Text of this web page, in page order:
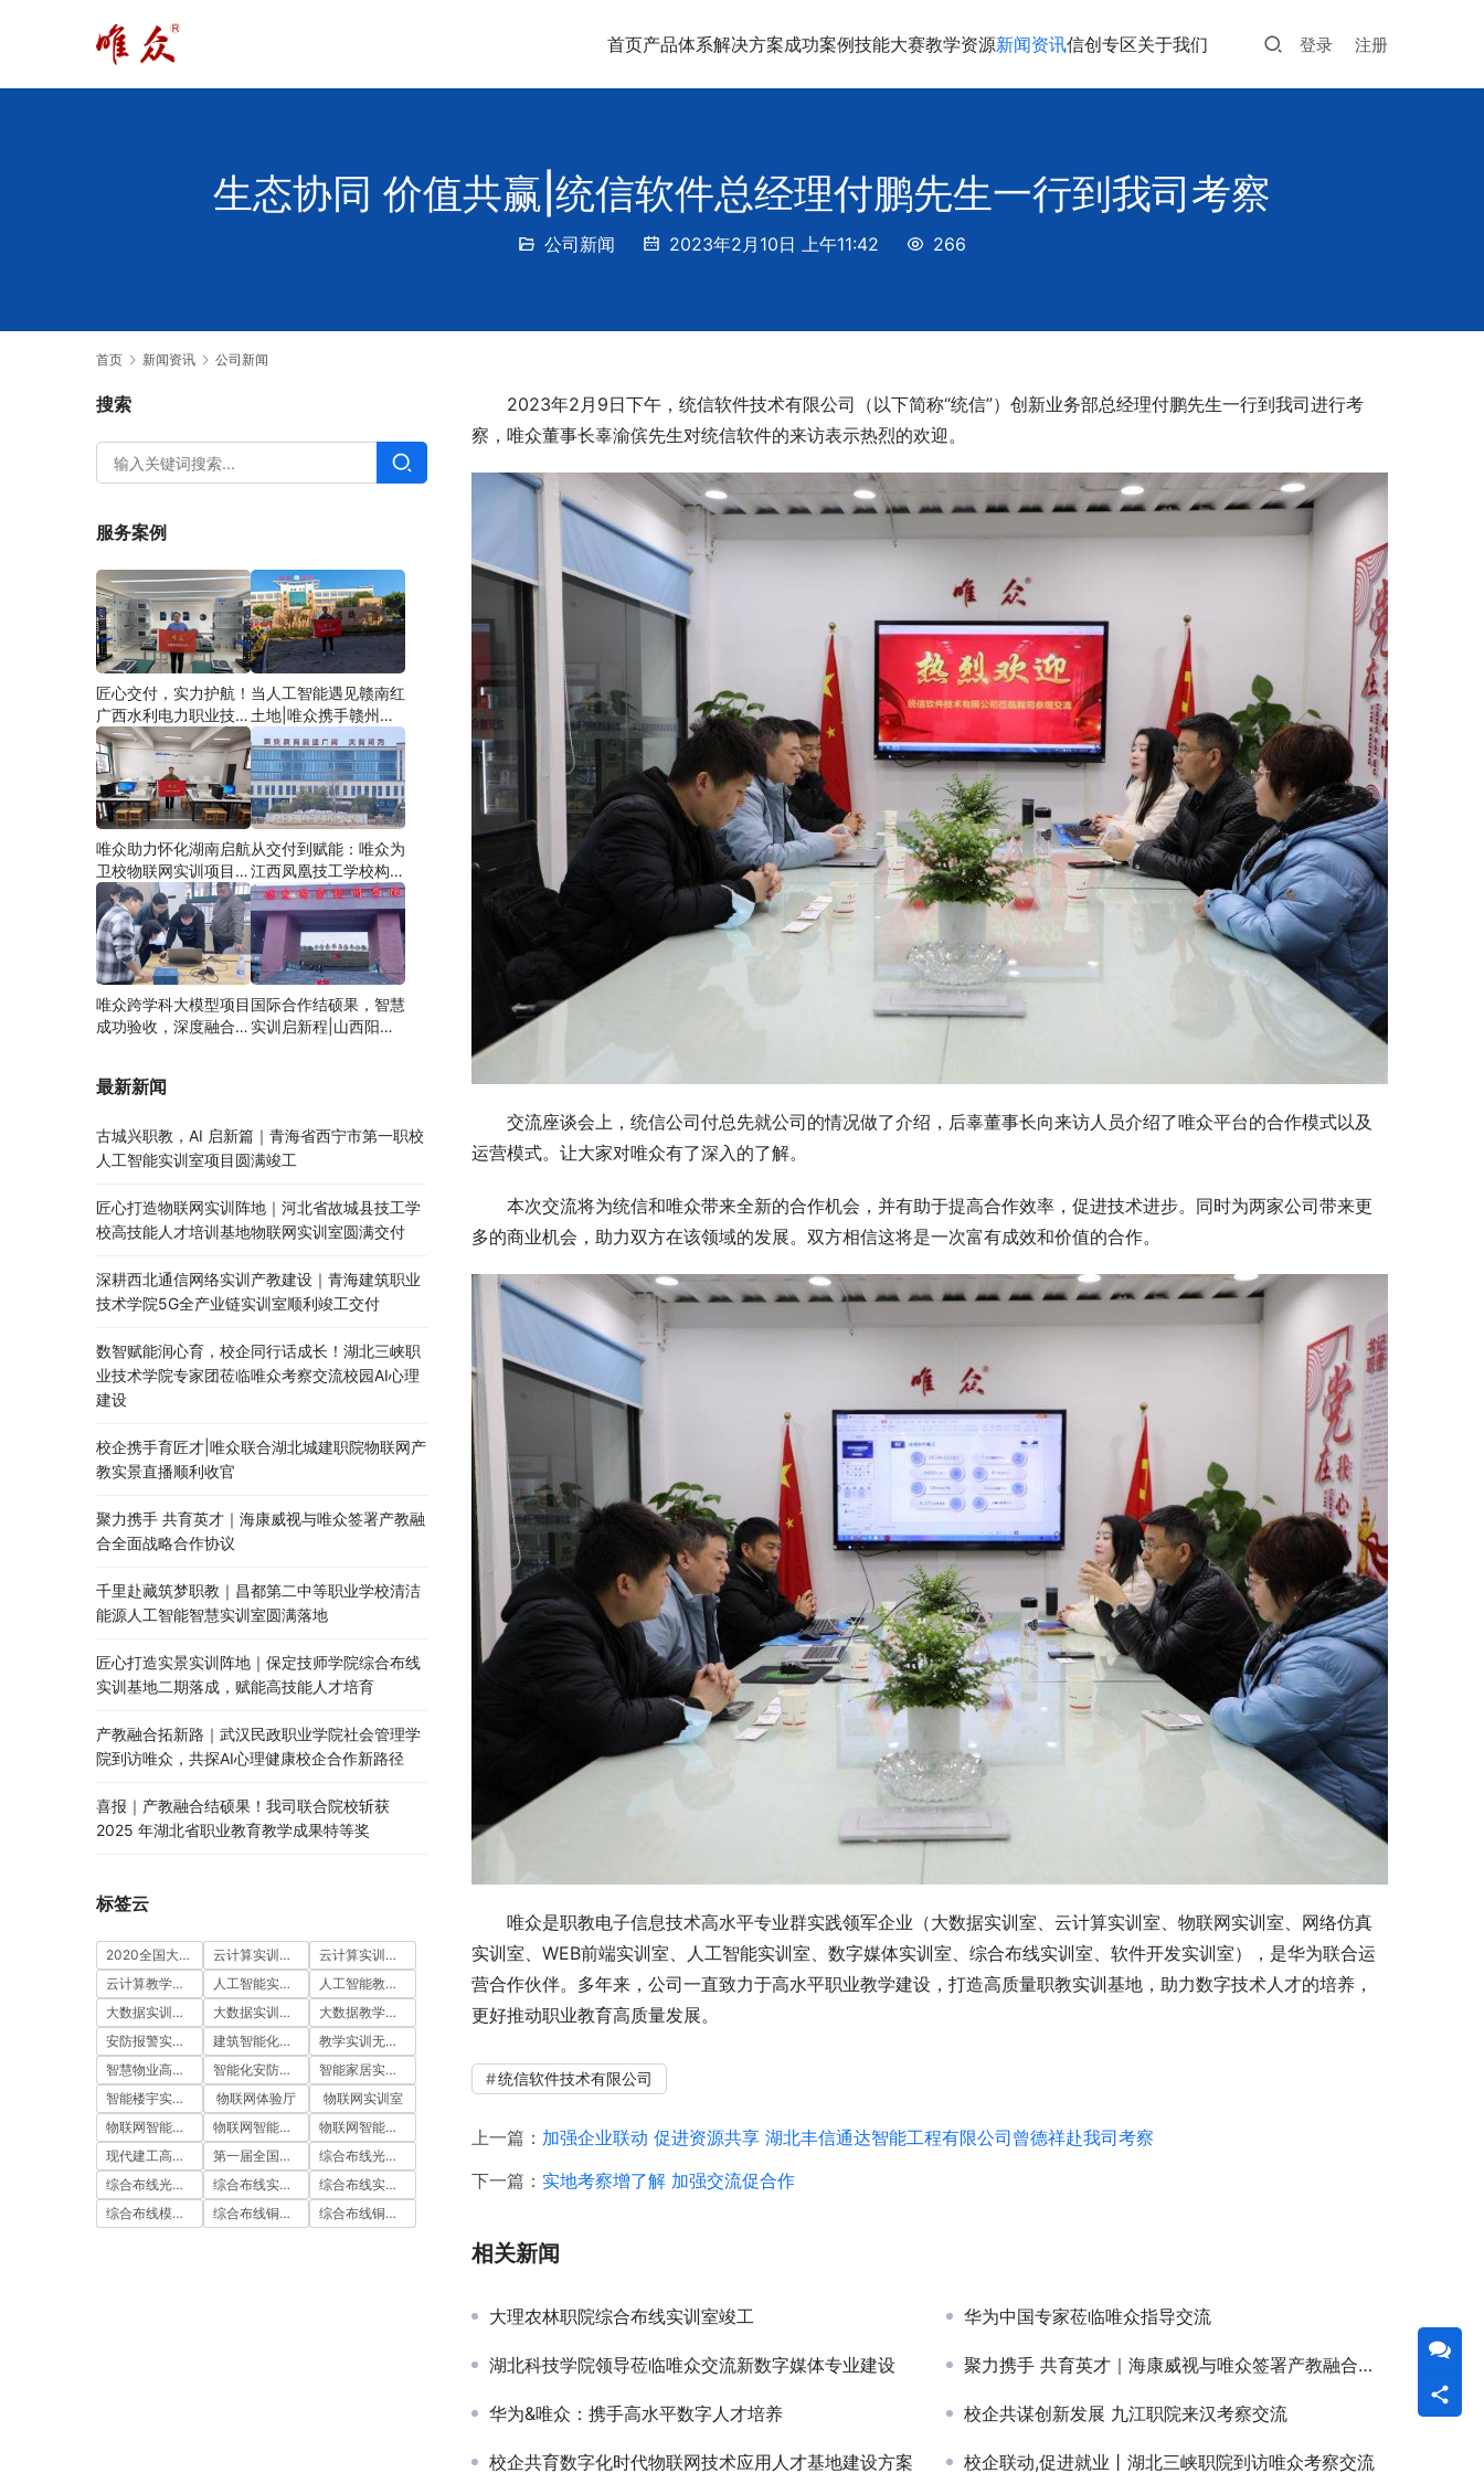
首页产品体系解决方案成功案例技能大赛教学资源新闻资讯信创专区关于我们 登录 注册
生态协同 价值共赢|统信软件总经理付鹏先生一行到我司考察
公司新闻 2023年2月10日 上午11:42 266
首页 新闻资讯 公司新闻
2023年2月9日下午，统信软件技术有限公司（以下简称“统信”）创新业务部总经理付鹏先生一行到我司进行考
察，唯众董事长辜渝傧先生对统信软件的来访表示热烈的欢迎。
交流座谈会上，统信公司付总先就公司的情况做了介绍，后辜董事长向来访人员介绍了唯众平台的合作模式以及
运营模式。让大家对唯众有了深入的了解。
本次交流将为统信和唯众带来全新的合作机会，并有助于提高合作效率，促进技术进步。同时为两家公司带来更
多的商业机会，助力双方在该领域的发展。双方相信这将是一次富有成效和价值的合作。
唯众是职教电子信息技术高水平专业群实践领军企业（大数据实训室、云计算实训室、物联网实训室、网络仿真
实训室、WEB前端实训室、人工智能实训室、数字媒体实训室、综合布线实训室、软件开发实训室），是华为联合运
营合作伙伴。多年来，公司一直致力于高水平职业教学建设，打造高质量职教实训基地，助力数字技术人才的培养，
更好推动职业教育高质量发展。
统信软件技术有限公司
上一篇： 加强企业联动 促进资源共享 湖北丰信通达智能工程有限公司曾德祥赴我司考察
下一篇： 实地考察增了解 加强交流促合作
相关新闻
大理农林职院综合布线实训室竣工 华为中国专家莅临唯众指导交流
湖北科技学院领导莅临唯众交流新数字媒体专业建设 聚力携手 共育英才｜海康威视与唯众签署产教融合全面战略合作协议
华为&唯众：携手高水平数字人才培养 校企共谋创新发展 九江职院来汉考察交流
校企共育数字化时代物联网技术应用人才基地建设方案 校企联动,促进就业丨湖北三峡职院到访唯众考察交流
搜索
服务案例
匠心交付，实力护航！
广西水利电力职业技术
学院智慧建筑综合布线
实训项目圆满落地
当人工智能遇见赣南红
土地|唯众携手赣州农
校，开辟涉农职教
“AI+农业”新路径
唯众助力怀化湖南启航
卫校物联网实训项目圆
满交付，共筑医工融合
人才培养新生态
从交付到赋能：唯众为
江西凤凰技工学校构建
“教、学、做”一体化网
络实训环境
唯众跨学科大模型项目
成功验收，深度融合边
级
国际合作结硕果，智慧
实训启新程|山西阳泉
最新新闻
古城兴职教，AI 启新篇｜青海省西宁市第一职校
人工智能实训室项目圆满竣工
匠心打造物联网实训阵地｜河北省故城县技工学
校高技能人才培训基地物联网实训室圆满交付
深耕西北通信网络实训产教建设｜青海建筑职业
技术学院5G全产业链实训室顺利竣工交付
数智赋能润心育，校企同行话成长！湖北三峡职
业技术学院专家团莅临唯众考察交流校园AI心理
建设
校企携手育匠才|唯众联合湖北城建职院物联网产
教实景直播顺利收官
聚力携手 共育英才｜海康威视与唯众签署产教融
合全面战略合作协议
千里赴藏筑梦职教｜昌都第二中等职业学校清洁
能源人工智能智慧实训室圆满落地
匠心打造实景实训阵地｜保定技师学院综合布线
实训基地二期落成，赋能高技能人才培育
产教融合拓新路｜武汉民政职业学院社会管理学
院到访唯众，共探AI心理健康校企合作新路径
喜报｜产教融合结硕果！我司联合院校斩获
2025 年湖北省职业教育教学成果特等奖
标签云
2020全国大学生5G技术及应用大赛 云计算实训室建设方案
云计算实训平台
云计算教学平台
人工智能实训室建设方案
人工智能教学平台
大数据实训室建设方案
大数据实训平台
大数据教学平台
安防报警实训装置
建筑智能化实训室
教学实训无人机
智慧物业高水平实训基地
智能化安防实训室
智能家居实训室建设方案
智能楼宇实训室建设方案
物联网体验厅
物联网实训室
物联网智能农业沙盘
物联网智能家居实训室
物联网智能家居实训系统
现代建工高水平职教实习实训基地
第一届全国技能大赛
综合布线光缆实训台
综合布线光缆实训装置
综合布线实训室
综合布线实训室建设方案
综合布线模拟墙
综合布线铜缆实训台 综合布线铜缆实训装置